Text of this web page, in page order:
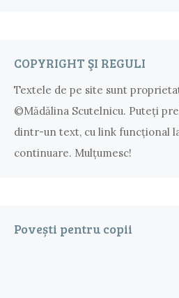
Napoca
COPYRIGHT ŞI REGULI
Textele de pe site sunt
©Mădălina Scutelnicu. Puteţi
dintr-un text, cu link funcţional
continuare. Mulțumesc!
Povești pentru copii